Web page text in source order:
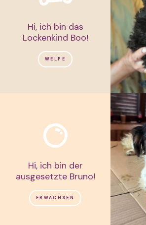
Hi, ich bin das
Lockenkind Boo!
WELPE
Hi, ich bin der
ausgesetzte Bruno!
ERWACHSEN